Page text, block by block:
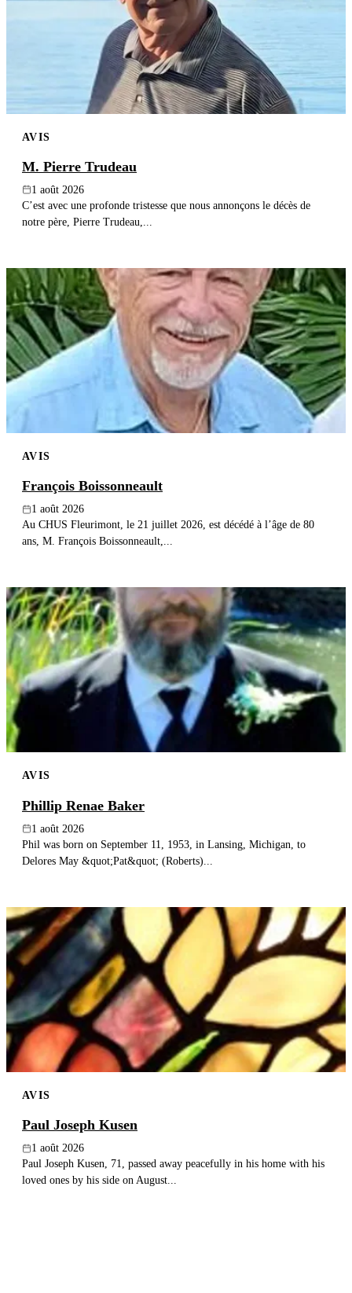
AVIS
M. Pierre Trudeau
1 août 2026
C’est avec une profonde tristesse que nous annonçons le décès de
notre père, Pierre Trudeau,...
AVIS
François Boissonneault
1 août 2026
Au CHUS Fleurimont, le 21 juillet 2026, est décédé à l’âge de 80
ans, M. François Boissonneault,...
AVIS
Phillip Renae Baker
1 août 2026
Phil was born on September 11, 1953, in Lansing, Michigan, to
Delores May &quot;Pat&quot; (Roberts)...
AVIS
Paul Joseph Kusen
1 août 2026
Paul Joseph Kusen, 71, passed away peacefully in his home with his
loved ones by his side on August...